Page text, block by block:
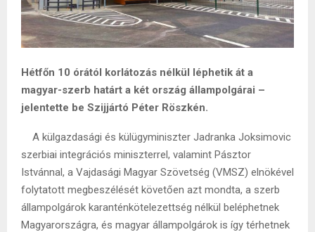
Hétfőn 10 órától korlátozás nélkül léphetik át a
magyar-szerb határt a két ország állampolgárai –
jelentette be Szijjártó Péter Röszkén.
A külgazdasági és külügyminiszter Jadranka Joksimovic
szerbiai integrációs miniszterrel, valamint Pásztor
Istvánnal, a Vajdasági Magyar Szövetség (VMSZ) elnökével
folytatott megbeszélését követően azt mondta, a szerb
állampolgárok karanténkötelezettség nélkül beléphetnek
Magyarországra, és magyar állampolgárok is így térhetnek